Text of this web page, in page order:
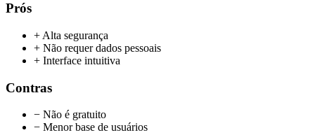
Prós
+ Alta segurança
+ Não requer dados pessoais
+ Interface intuitiva
Contras
− Não é gratuito
− Menor base de usuários